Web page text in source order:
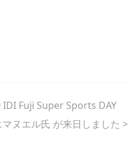
IDI Fuji Super Sports DAY
マヌエル氏 が来日しました >